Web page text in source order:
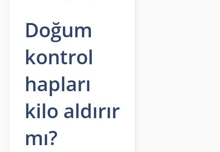
Doğum
kontrol
hapları
kilo aldırır
mı?